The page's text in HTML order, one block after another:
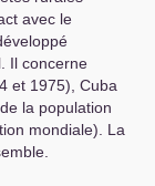
avec le
Il concerne
et 1975), Cuba
la population
mondiale). La